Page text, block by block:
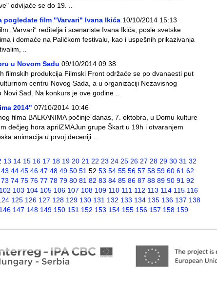
odvijaće se do 19. ..
pogledate film "Varvari" Ivana Ikića 10/10/2014 15:13
„Varvari“ reditelja i scenariste Ivana Ikića, posle svetske
i domaće na Palićkom festivalu, kao i uspešnih prikazivanja
..
u Novom Sadu 09/10/2014 09:38
filmskih produkcija Filmski Front održaće se po dvanaesti put
centru Novog Sada, a u organizaciji Nezavisnog
Sad. Na konkurs je ove godine ..
2014" 07/10/2014 10:46
filma BALKANIMA počinje danas, 7. oktobra, u Domu kulture
dečjeg hora aprilZMAJun grupe Škart u 19h i otvaranjem
animacija u prvoj deceniji ..
13 14 15 16 17 18 19 20 21 22 23 24 25 26 27 28 29 30 31 32
43 44 45 46 47 48 49 50 51 52 53 54 55 56 57 58 59 60 61 62
73 74 75 76 77 78 79 80 81 82 83 84 85 86 87 88 89 90 91 92
102 103 104 105 106 107 108 109 110 111 112 113 114 115 116
125 126 127 128 129 130 131 132 133 134 135 136 137 138
146 147 148 149 150 151 152 153 154 155 156 157 158 159